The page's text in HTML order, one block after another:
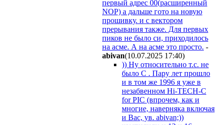
первый адрес 00(расширенный
NOP) а дальше гото на новую
прошивку. и с вектором
прерывания также. Для первых
пиков не было си, приходилось
на асме. А на асме это просто. -
abivan(10.07.2025 17:40)
)) Ну относительно т.с. не
было С . Пару лет прошло
и в том же 1996 я уже в
незабвенном Hi-TECH-C
for PIC (впрочем, как и
многие, наверняка включая
и Вас, ув. abivan;))